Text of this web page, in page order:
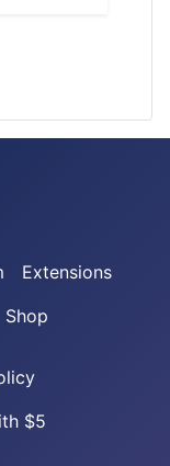
Extensions
Shop
$5